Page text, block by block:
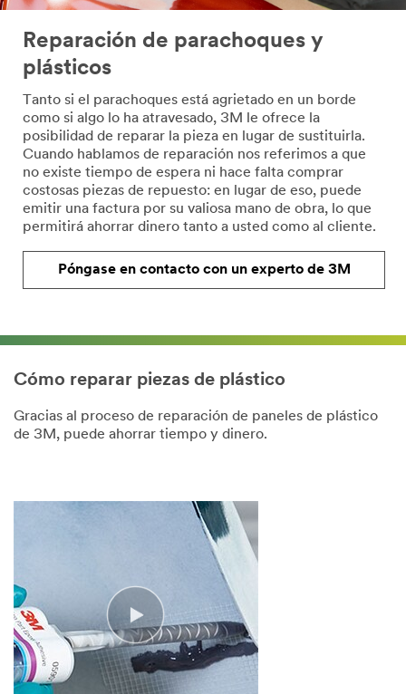
Reparación de parachoques y
plásticos
Tanto si el parachoques está agrietado en un borde
como si algo lo ha atravesado, 3M le ofrece la
posibilidad de reparar la pieza en lugar de sustituirla.
Cuando hablamos de reparación nos referimos a que
no existe tiempo de espera ni hace falta comprar
costosas piezas de repuesto: en lugar de eso, puede
emitir una factura por su valiosa mano de obra, lo que
permitirá ahorrar dinero tanto a usted como al cliente.
Póngase en contacto con un experto de 3M
Cómo reparar piezas de plástico
Gracias al proceso de reparación de paneles de plástico
de 3M, puede ahorrar tiempo y dinero.